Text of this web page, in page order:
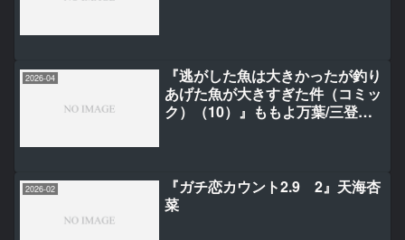
2026-04
『逃がした魚は大きかったが釣り
あげた魚が大きすぎた件（コミッ
ク）（10）』ももよ万葉/三登い
2026-02
『ガチ恋カウント2.9 2』天海杏
菜